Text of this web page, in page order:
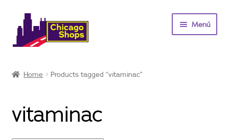
Saltar
navegación
al
contenido
Menú
Ofertas
Home Products tagged “vitaminac”
vitaminac